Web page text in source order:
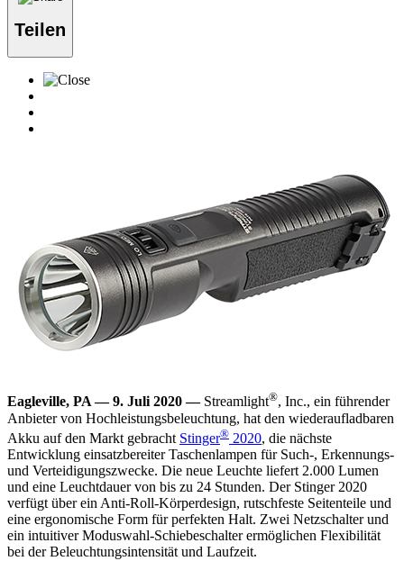
Teilen
Eagleville, PA — 9. Juli 2020 —Streamlight®, Inc., ein führender
Anbieter von Hochleistungsbeleuchtung, hat den wiederaufladbaren
Akku auf den Markt gebracht Stinger® 2020, die nächste
Entwicklung einsatzbereiter Taschenlampen für Such-, Erkennungs-
und Verteidigungszwecke. Die neue Leuchte liefert 2.000 Lumen
und eine Leuchtdauer von bis zu 24 Stunden. Der Stinger 2020
verfügt über ein Anti-Roll-Körperdesign, rutschfeste Seitenteile und
eine ergonomische Form für perfekten Halt. Zwei Netzschalter und
ein intuitiver Moduswahl-Schiebeschalter ermöglichen Flexibilität
bei der Beleuchtungsintensität und Laufzeit.